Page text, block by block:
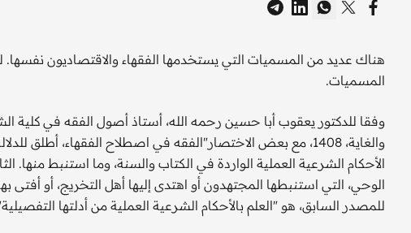
هناك عديد من المسميات التي يستخدمها الفقهاء والاقتصاديون نفسها.
المسميات.
وفقا للدكتور يعقوب أبا حسين رحمه الله، أستاذ أصول الفقه في كلية
والغاية، 1408، مع بعض الاختصار"الفقه في اصطلاح الفقهاء،
الأحكام الشرعية العملية الواردة في الكتاب والسنة، وما استنبط منها.
للمصدر السابق، هو "العلم بالأحكام الشرعية العملية من أدلتها